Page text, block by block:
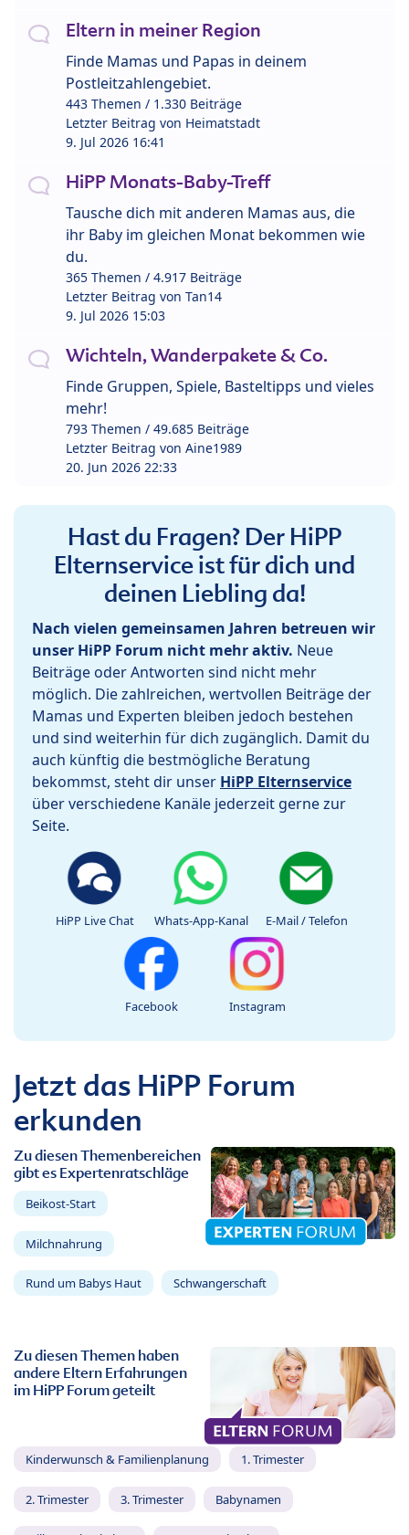
Eltern in meiner Region
Finde Mamas und Papas in deinem
Postleitzahlengebiet.
443 Themen / 1.330 Beiträge
Letzter Beitrag von Heimatstadt
9. Jul 2026 16:41
HiPP Monats-Baby-Treff
Tausche dich mit anderen Mamas aus, die
ihr Baby im gleichen Monat bekommen wie
du.
365 Themen / 4.917 Beiträge
Letzter Beitrag von Tan14
9. Jul 2026 15:03
Wichteln, Wanderpakete & Co.
Finde Gruppen, Spiele, Basteltipps und vieles
mehr!
793 Themen / 49.685 Beiträge
Letzter Beitrag von Aine1989
20. Jun 2026 22:33
Hast du Fragen? Der HiPP
Elternservice ist für dich und
deinen Liebling da!
Nach vielen gemeinsamen Jahren betreuen wir
unser HiPP Forum nicht mehr aktiv. Neue
Beiträge oder Antworten sind nicht mehr
möglich. Die zahlreichen, wertvollen Beiträge der
Mamas und Experten bleiben jedoch bestehen
und sind weiterhin für dich zugänglich. Damit du
auch künftig die bestmögliche Beratung
bekommst, steht dir unser HiPP Elternservice
über verschiedene Kanäle jederzeit gerne zur
Seite.
HiPP Live Chat Whats-App-Kanal E-Mail / Telefon
Facebook Instagram
Jetzt das HiPP Forum
erkunden
Zu diesen Themenbereichen
gibt es Expertenratschläge
Beikost-Start
Milchnahrung
Rund um Babys Haut Schwangerschaft
Zu diesen Themen haben
andere Eltern Erfahrungen
im HiPP Forum geteilt
Kinderwunsch & Familienplanung 1. Trimester
2. Trimester 3. Trimester Babynamen